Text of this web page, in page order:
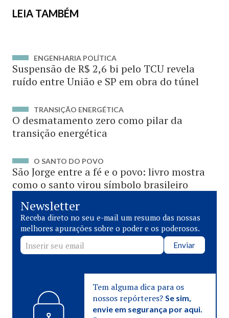
LEIA TAMBÉM
ENGENHARIA POLÍTICA
Suspensão de R$ 2,6 bi pelo TCU revela
ruído entre União e SP em obra do túnel
TRANSIÇÃO ENERGÉTICA
O desmatamento zero como pilar da
transição energética
O SANTO DO POVO
São Jorge entre a fé e o povo: livro mostra
como o santo virou símbolo brasileiro
Newsletter
Receba direto no seu e-mail um resumo das nossas
melhores apurações sobre o poder e os poderosos.
Enviar
Tem alguma dica para os
nossos repórteres? Se sim,
envie em segurança por aqui.